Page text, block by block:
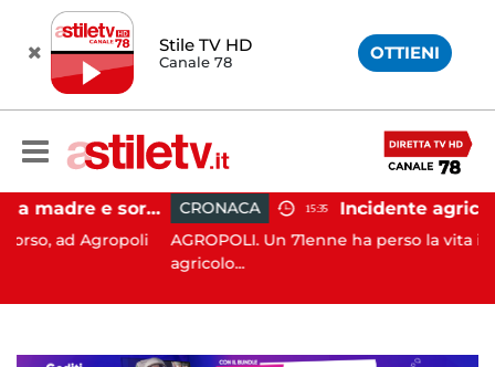
Stile TV HD
Canale 78 OTTIENI
Agropoli, botte a madre e sorella per ottenere denaro: 31enne in carcere CRONACA 15:35
AGROPOLI. Un 71enne ha perso la vita in un incidente